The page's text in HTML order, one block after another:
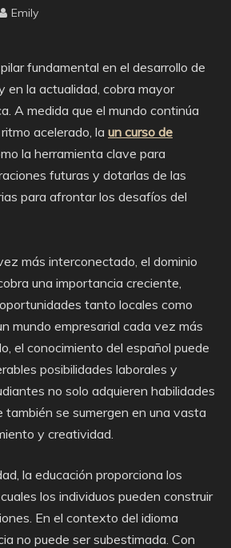
Emily
fundamental en el desarrollo de
en la actualidad, cobra mayor
A medida que el mundo continúa
acelerado, la un curso de
la herramienta clave para
futuras y dotarlas de las
para afrontar los desafíos del
más interconectado, el dominio
una importancia creciente,
tanto locales como
mundo empresarial cada vez más
el conocimiento del español puede
posibilidades laborales y
no solo adquieren habilidades
también se sumergen en una vasta
y creatividad.
la educación proporciona los
los individuos pueden construir
En el contexto del idioma
no puede ser subestimada. Con